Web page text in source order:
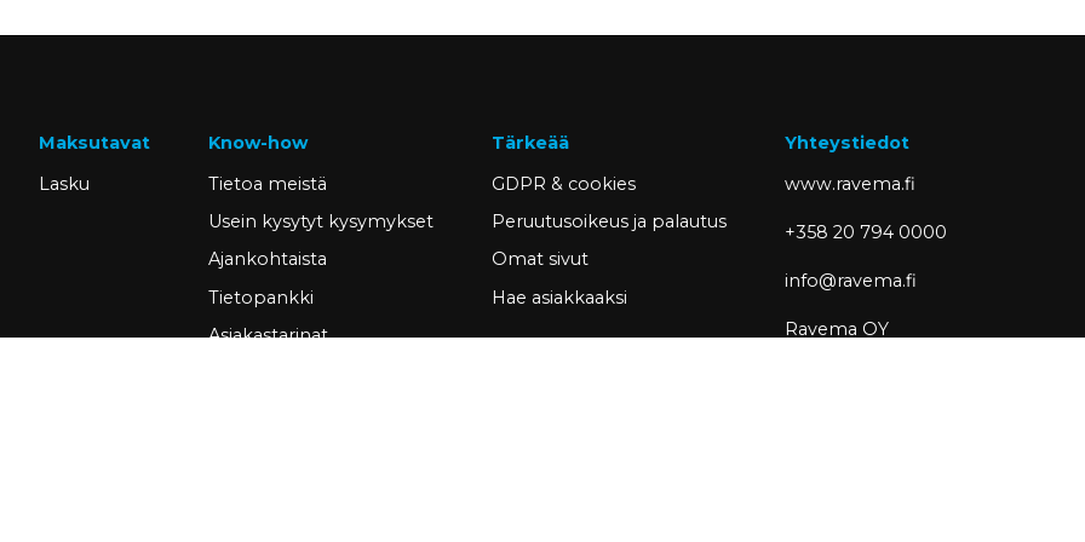
Maksutavat
Lasku
Know-how
Tietoa meistä
Usein kysytyt kysymykset
Ajankohtaista
Tietopankki
Asiakastarinat
Tärkeää
GDPR & cookies
Peruutusoikeus ja palautus
Omat sivut
Hae asiakkaaksi
Yhteystiedot
www.ravema.fi
+358 20 794 0000
info@ravema.fi
Ravema OY